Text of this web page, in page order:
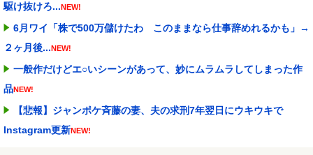
駆け抜けろ...NEW!
6月ワイ「株で500万儲けたわ このままなら仕事辞めれるかも」→
２ヶ月後...NEW!
一般作だけどエ○いシーンがあって、妙にムラムラしてしまった作
品NEW!
【悲報】ジャンポケ斉藤の妻、夫の求刑7年翌日にウキウキで
Instagram更新NEW!